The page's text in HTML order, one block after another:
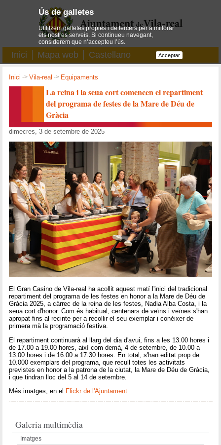
Inici Mapa web Castellano
Inici ->Vila-real -> Equipaments
La reina i la seua cort comencen el repartiment
del programa de festes de la Mare de Déu de
Gràcia
dimecres, 3 de setembre de 2025
El Gran Casino de Vila-real ha acollit aquest matí l'inici del tradicional
repartiment del programa de les festes en honor a la Mare de Déu de
Gràcia 2025, a càrrec de la reina de les festes, Nadia Alba Costa, i la
seua cort d'honor. Com és habitual, centenars de veïns i veïnes s'han
apropat fins al recinte per a recollir el seu exemplar i conéixer de
primera mà la programació festiva.
El repartiment continuarà al llarg del dia d'avui, fins a les 13.00 hores i
de 17.00 a 19.00 hores, així com demà, 4 de setembre, de 10.00 a
13.00 hores i de 16.00 a 17.30 hores. En total, s'han editat prop de
10.000 exemplars del programa, que recull totes les activitats
previstes en honor a la patrona de la ciutat, la Mare de Déu de Gràcia,
i que tindran lloc del 5 al 14 de setembre.
Més imatges, en el Flickr de l'Ajuntament
Galeria multimèdia
Imatges
Ús de galletes
Utilitzem galletes pròpies i de tercers per a millorar
els nostres serveis. Si continueu navegant,
considerem que n’accepteu l’ús.
Acceptar